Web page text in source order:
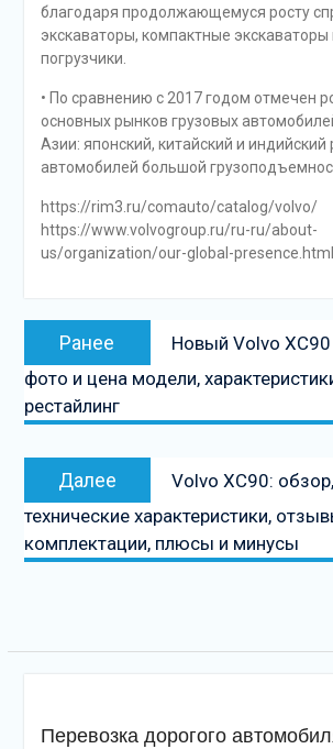
благодаря продолжающемуся росту
экскаваторы, компактные экскаваторы
погрузчики.
• По сравнению с 2017 годом отмечен
основных рынков грузовых
Азии: японский, китайский и индийский
автомобилей большой
https://rim3.ru/comauto/catalog/volvo/
https://www.volvogroup.ru/ru-ru/about-
us/organization/our-global-presence.html
Навигация
записям
Ранее
Предыдущая
Новый Volvo
фото и цена модели,
рестайлинг
Далее
Следующая
Volvo XC90:
технические характеристики,
комплектации, плюсы и минусы
Перевозка дорогого